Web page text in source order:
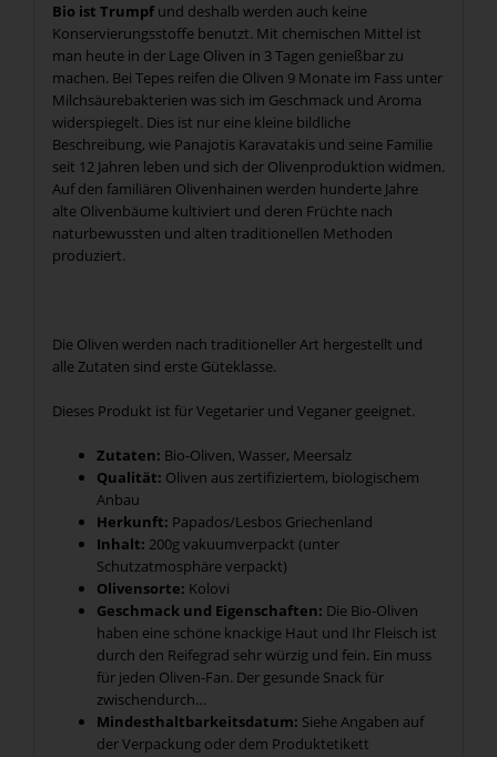
Bio ist Trumpfund deshalb werden auch keine
Konservierungsstoffe benutzt. Mit chemischen Mittel ist
man heute in der Lage Oliven in 3 Tagen genießbar zu
machen. Bei Tepes reifen die Oliven 9 Monate im Fass unter
Milchsäurebakterien was sich im Geschmack und Aroma
widerspiegelt. Dies ist nur eine kleine bildliche
Beschreibung, wie Panajotis Karavatakis und seine Familie
seit 12 Jahren leben und sich der Olivenproduktion widmen.
Auf den familiären Olivenhainen werden hunderte Jahre
alte Olivenbäume kultiviert und deren Früchte nach
naturbewussten und alten traditionellen Methoden
produziert.
Die Oliven werden nach traditioneller Art hergestellt und
alle Zutaten sind erste Güteklasse.
Dieses Produkt ist für Vegetarier und Veganer geeignet.
Zutaten: Bio-Oliven, Wasser, Meersalz
Qualität: Oliven aus zertifiziertem, biologischem
Anbau
Herkunft: Papados/Lesbos Griechenland
Inhalt: 200g vakuumverpackt (unter
Schutzatmosphäre verpackt)
Olivensorte: Kolovi
Geschmack und Eigenschaften: Die Bio-Oliven
haben eine schöne knackige Haut und Ihr Fleisch ist
durch den Reifegrad sehr würzig und fein. Ein muss
für jeden Oliven-Fan. Der gesunde Snack für
zwischendurch…
Mindesthaltbarkeitsdatum: Siehe Angaben auf
der Verpackung oder dem Produktetikett